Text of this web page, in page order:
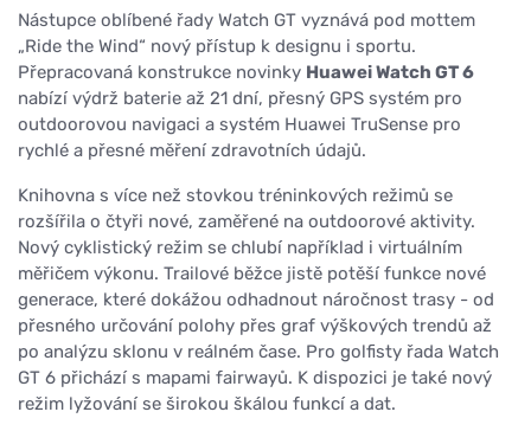
Nástupce oblíbené řady Watch GT vyznává pod mottem
„Ride the Wind“ nový přístup k designu i sportu.
Přepracovaná konstrukce novinky Huawei Watch GT 6
nabízí výdrž baterie až 21 dní, přesný GPS systém pro
outdoorovou navigaci a systém Huawei TruSense pro
rychlé a přesné měření zdravotních údajů.
Knihovna s více než stovkou tréninkových režimů se
rozšířila o čtyři nové, zaměřené na outdoorové aktivity.
Nový cyklistický režim se chlubí například i virtuálním
měřičem výkonu. Trailové běžce jistě potěší funkce nové
generace, které dokážou odhadnout náročnost trasy - od
přesného určování polohy přes graf výškových trendů až
po analýzu sklonu v reálném čase. Pro golfisty řada Watch
GT 6 přichází s mapami fairwayů. K dispozici je také nový
režim lyžování se širokou škálou funkcí a dat.